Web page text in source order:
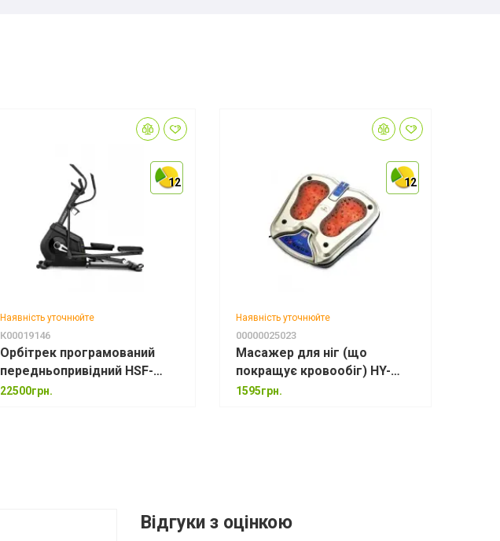
12
12
Наявність уточнюйте
К00019146
Орбітрек програмований
передньопривідний HSF-
6616M
22500грн.
12
12
Наявність уточнюйте
00000025023
Масажер для ніг (що
покращує кровообіг) HY-
10411
1595грн.
Відгуки з оцінкою